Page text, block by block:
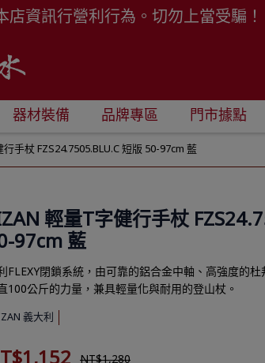
資訊行營利行為。切勿上當受騙！
器材裝備 品牌專區 門市據點
手杖 FZS24.7505.BLU.C 短版 50-97cm 藍
輕量T字健行手杖
97cm 藍
FLEXY閉鎖系統，由可靠的鋁合金中軸、高強度的
100公斤的力量，兼具輕量化與耐用的登山杖。
義大利
NT$1,280